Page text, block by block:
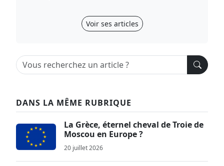
Voir ses articles
DANS LA MÊME RUBRIQUE
La Grèce, éternel cheval de Troie de
Moscou en Europe ?
20 juillet 2026